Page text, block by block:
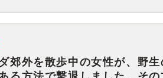
郊外を散歩中の女性が、野